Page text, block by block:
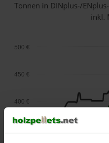
Tonnen in DINplus-/
inkl.
400 €
450 €
500 €